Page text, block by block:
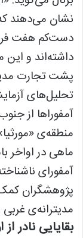
نشان می‌دهند
دست‌کم هفت
داشته‌اند و
پشت تجارت
تحلیل‌های
آمفوراها از
منطقه‌ی
ماهی در اواخر
آمفورای
پژوهشگران
مدیترانه‌ی غربی
بقایایی نادر